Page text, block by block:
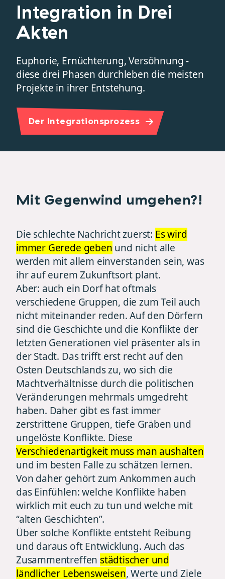
Integration in Drei
Akten
Euphorie, Ernüchterung, Versöhnung -
diese drei Phasen durchleben die meisten
Projekte in ihrer Entstehung.
Der Integrationsprozess
Mit Gegenwind umgehen?!
Die schlechte Nachricht zuerst: Es wird
immer Gerede geben und nicht alle
werden mit allem einverstanden sein, was
ihr auf eurem Zukunftsort plant.
Aber: auch ein Dorf hat oftmals
verschiedene Gruppen, die zum Teil auch
nicht miteinander reden. Auf den Dörfern
sind die Geschichte und die Konflikte der
letzten Generationen viel präsenter als in
der Stadt. Das trifft erst recht auf den
Osten Deutschlands zu, wo sich die
Machtverhältnisse durch die politischen
Veränderungen mehrmals umgedreht
haben. Daher gibt es fast immer
zerstrittene Gruppen, tiefe Gräben und
ungelöste Konflikte. Diese
Verschiedenartigkeit muss man aushalten
und im besten Falle zu schätzen lernen.
Von daher gehört zum Ankommen auch
das Einfühlen: welche Konflikte haben
wirklich mit euch zu tun und welche mit
“alten Geschichten”.
Über solche Konflikte entsteht Reibung
und daraus oft Entwicklung. Auch das
Zusammentreffen städtischer und
ländlicher Lebensweisen, Werte und Ziele